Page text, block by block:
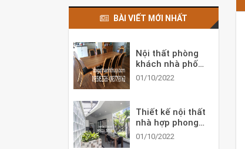
BÀI VIẾT MỚI NHẤT
Nội thất phòng
khách nhà phố
đẹp ấn tượng
01/10/2022
Thiết kế nội thất
nhà hợp phong
thủy cho tuổi Mậu
01/10/2022